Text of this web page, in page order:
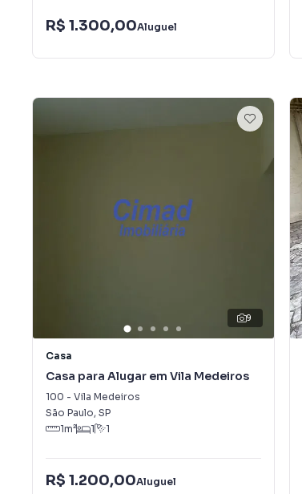
R$ 1.300,00Aluguel
9
Casa
Casa para Alugar em Vila Medeiros
100 - Vila Medeiros
São Paulo, SP
1m² 1 1
R$ 1.200,00Aluguel